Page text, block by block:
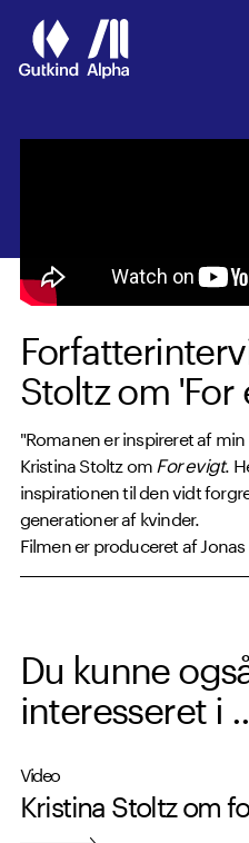
Spring til hovedindhold
Stoltz om
"Romanen er inspireret af
Kristina Stoltz om For evigt.
inspirationen til den vidt
generationer af kvinder.
Filmen er produceret af
Du kunne
interesseret i
Video
Kristina Stoltz om